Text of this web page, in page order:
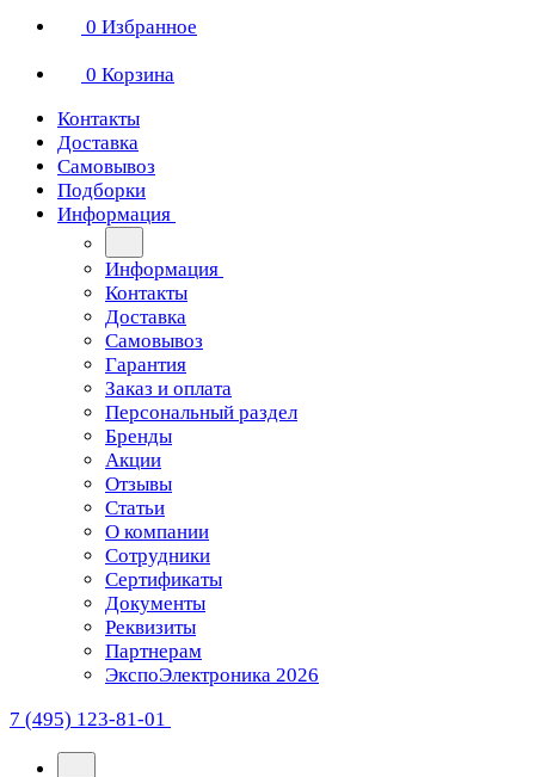
0 Избранное
0 Корзина
Контакты
Доставка
Самовывоз
Подборки
Информация
Информация
Контакты
Доставка
Самовывоз
Гарантия
Заказ и оплата
Персональный раздел
Бренды
Акции
Отзывы
Статьи
О компании
Сотрудники
Сертификаты
Документы
Реквизиты
Партнерам
ЭкспоЭлектроника 2026
7 (495) 123-81-01